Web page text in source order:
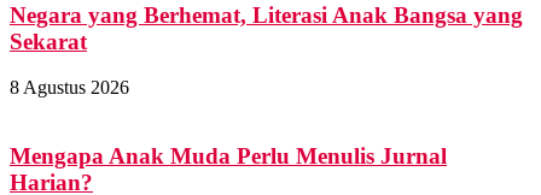
Negara yang Berhemat, Literasi Anak Bangsa yang
Sekarat
8 Agustus 2026
Mengapa Anak Muda Perlu Menulis Jurnal
Harian?